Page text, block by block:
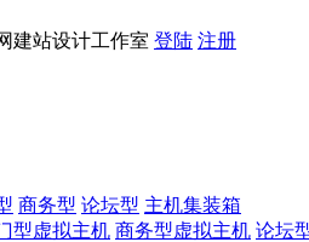
建站设计工作室 登陆 注册
商务型 论坛型 主机集装箱
型虚拟主机 商务型虚拟主机 论坛